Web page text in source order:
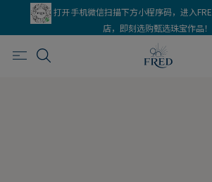
打开手机微信扫描下方小程序码，进入
店，即刻选购甄选珠宝作品！